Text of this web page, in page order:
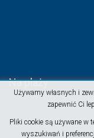
Używamy własnych i
zapewnić Ci
Pliki cookie są używane w
wyszukiwań i
Na plaży